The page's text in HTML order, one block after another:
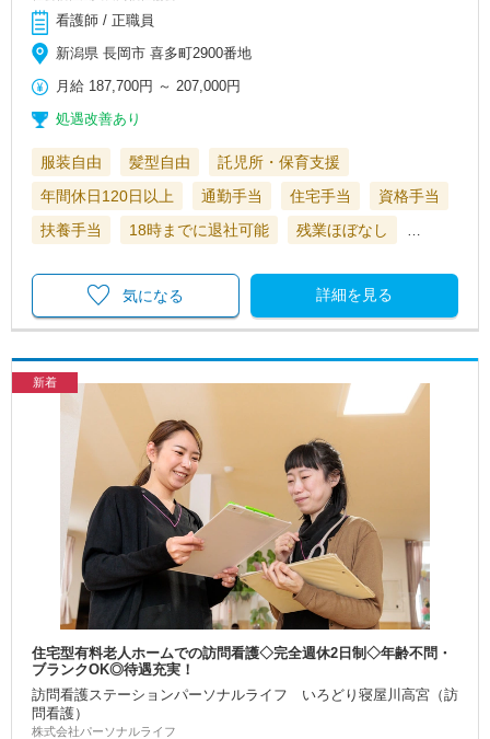
看護師 / 正職員
新潟県 長岡市 喜多町2900番地
月給 187,700円 ～ 207,000円
処遇改善あり
服装自由 髪型自由
託児所・保育支援
年間休日120日以上
通勤手当 住宅手当
資格手当
扶養手当
18時までに退社可能 残業ほぼなし
詳細を見る
気になる
新着
住宅型有料老人ホームでの訪問看護◇完全週休2日制◇年齢不問・
ブランクOK◎待遇充実！
訪問看護ステーションパーソナルライフ いろどり寝屋川高宮（訪
問看護）
株式会社パーソナルライフ